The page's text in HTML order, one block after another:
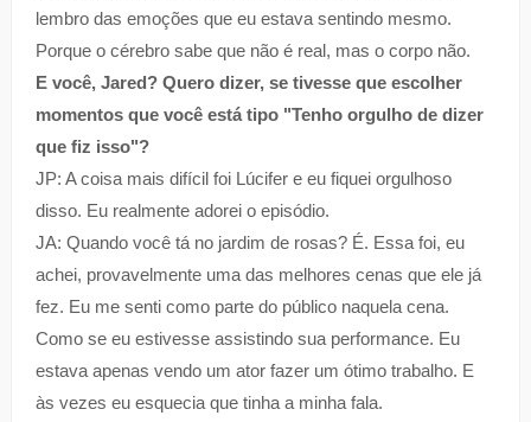
lembro das emoções que eu estava sentindo mesmo.
Porque o cérebro sabe que não é real, mas o corpo não.
E você, Jared? Quero dizer, se tivesse que escolher
momentos que você está tipo "Tenho orgulho de dizer
que fiz isso"?
JP: A coisa mais difícil foi Lúcifer e eu fiquei orgulhoso
disso. Eu realmente adorei o episódio.
JA: Quando você tá no jardim de rosas? É. Essa foi, eu
achei, provavelmente uma das melhores cenas que ele já
fez. Eu me senti como parte do público naquela cena.
Como se eu estivesse assistindo sua performance. Eu
estava apenas vendo um ator fazer um ótimo trabalho. E
às vezes eu esquecia que tinha a minha fala.